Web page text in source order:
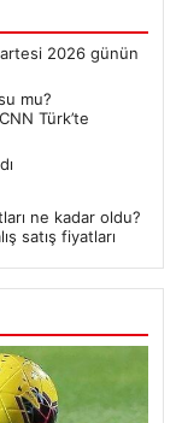
2026 günün
mu?
Türk’te
ne kadar oldu?
satış fiyatları